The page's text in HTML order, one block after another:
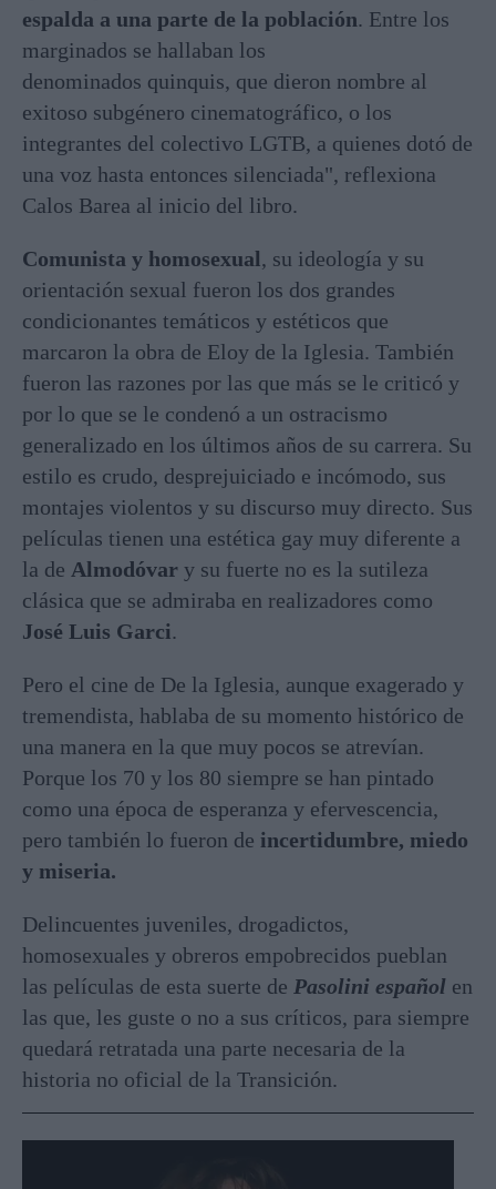
espalda a una parte de la población. Entre los
marginados se hallaban los
denominados quinquis, que dieron nombre al
exitoso subgénero cinematográfico, o los
integrantes del colectivo LGTB, a quienes dotó de
una voz hasta entonces silenciada", reflexiona
Calos Barea al inicio del libro.
Comunista y homosexual, su ideología y su
orientación sexual fueron los dos grandes
condicionantes temáticos y estéticos que
marcaron la obra de Eloy de la Iglesia. También
fueron las razones por las que más se le criticó y
por lo que se le condenó a un ostracismo
generalizado en los últimos años de su carrera. Su
estilo es crudo, desprejuiciado e incómodo, sus
montajes violentos y su discurso muy directo. Sus
películas tienen una estética gay muy diferente a
la de Almodóvar y su fuerte no es la sutileza
clásica que se admiraba en realizadores como
José Luis Garci.
Pero el cine de De la Iglesia, aunque exagerado y
tremendista, hablaba de su momento histórico de
una manera en la que muy pocos se atrevían.
Porque los 70 y los 80 siempre se han pintado
como una época de esperanza y efervescencia,
pero también lo fueron de incertidumbre, miedo
y miseria.
Delincuentes juveniles, drogadictos,
homosexuales y obreros empobrecidos pueblan
las películas de esta suerte de Pasolini español en
las que, les guste o no a sus críticos, para siempre
quedará retratada una parte necesaria de la
historia no oficial de la Transición.